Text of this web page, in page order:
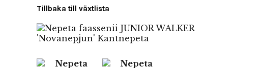
Tillbaka till växtlista